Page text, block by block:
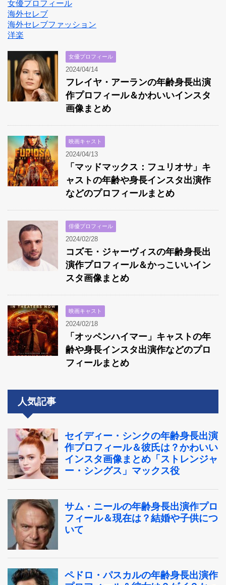
女優プロフィール
海外セレブ
海外セレブファッション
洋楽
女優プロフィール
2024/04/14
フレイヤ・アーランの年齢身長出演
作プロフィール＆かわいいインスタ
画像まとめ
映画キャスト
2024/04/13
「マッドマックス：フュリオサ」キ
ャストの年齢や身長インスタ出演作
などのプロフィールまとめ
俳優プロフィール
2024/02/28
コズモ・ジャーヴィスの年齢身長出
演作プロフィール＆かっこいいイン
スタ画像まとめ
映画キャスト
2024/02/18
「オッペンハイマー」キャストの年
齢や身長インスタ出演作などのプロ
フィールまとめ
人気記事